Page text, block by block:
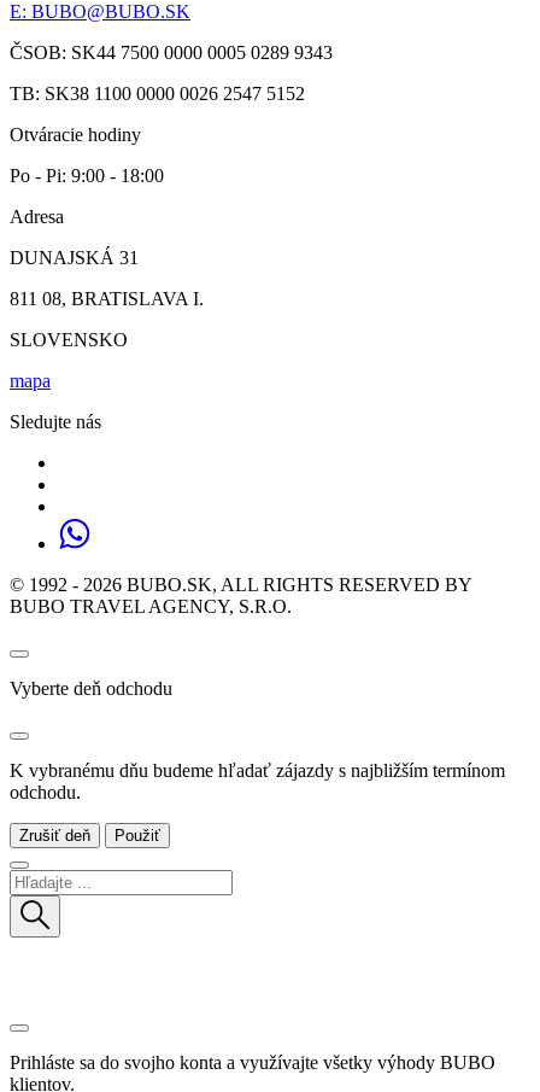
E: BUBO@BUBO.SK
ČSOB: SK44 7500 0000 0005 0289 9343
TB: SK38 1100 0000 0026 2547 5152
Otváracie hodiny
Po - Pi: 9:00 - 18:00
Adresa
DUNAJSKÁ 31
811 08, BRATISLAVA I.
SLOVENSKO
mapa
Sledujte nás
© 1992 - 2026 BUBO.SK, ALL RIGHTS RESERVED BY
BUBO TRAVEL AGENCY, S.R.O.
Vyberte deň odchodu
K vybranému dňu budeme hľadať zájazdy s najbližším termínom
odchodu.
Zrušiť deň Použiť
Prihláste sa do svojho konta a využívajte všetky výhody BUBO
klientov.